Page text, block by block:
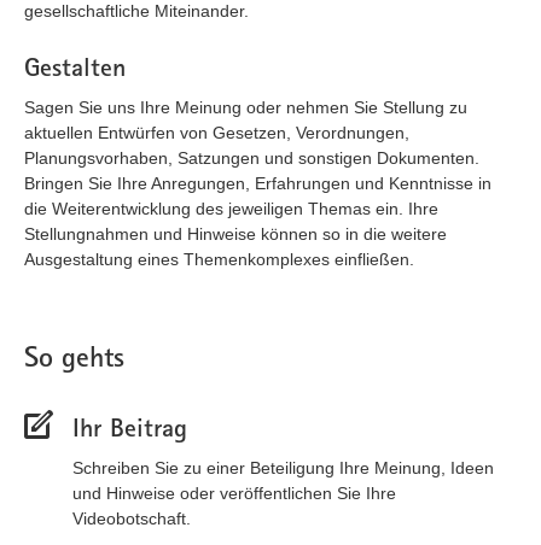
gesellschaftliche Miteinander.
Gestalten
Sagen Sie uns Ihre Meinung oder nehmen Sie Stellung zu
aktuellen Entwürfen von Gesetzen, Verordnungen,
Planungsvorhaben, Satzungen und sonstigen Dokumenten.
Bringen Sie Ihre Anregungen, Erfahrungen und Kenntnisse in
die Weiterentwicklung des jeweiligen Themas ein. Ihre
Stellungnahmen und Hinweise können so in die weitere
Ausgestaltung eines Themenkomplexes einfließen.
So gehts
Ihr Beitrag
Schreiben Sie zu einer Beteiligung Ihre Meinung, Ideen
und Hinweise oder veröffentlichen Sie Ihre
Videobotschaft.